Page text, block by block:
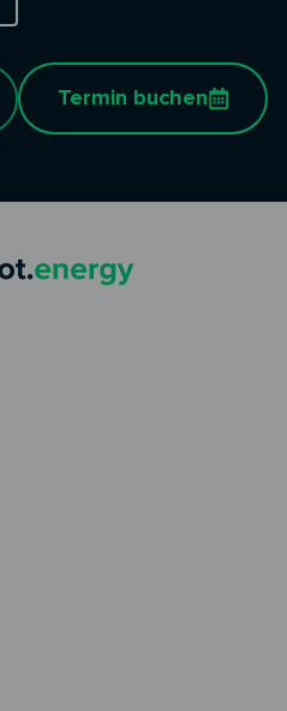
Termin buchen